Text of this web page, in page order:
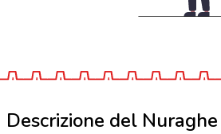
Descrizione del